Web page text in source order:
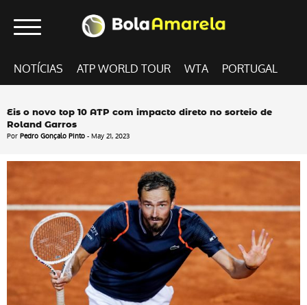
NOTÍCIAS ATP WORLD TOUR WTA PORTUGAL
Eis o novo top 10 ATP com impacto direto no sorteio de
Roland Garros
Por Pedro Gonçalo Pinto - May 21, 2023